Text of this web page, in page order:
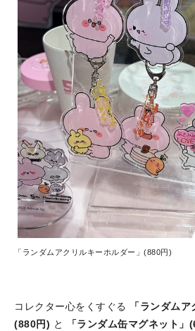
「ランダムアクリルキーホルダー」(880円)
コレクター心をくすぐる
「ランダム
(880円) と 「ランダム缶マグネット」